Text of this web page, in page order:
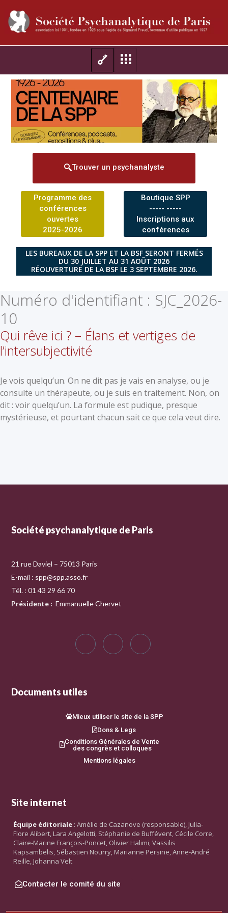
Trouver un psychanalyste
Programme des
conférences
ouvertes
2025-2026
Boutique SPP
----- -----
Inscriptions aux
conférences
LES BUREAUX DE LA SPP ET LA BSF SERONT FERMÉS
DU 30 JUILLET AU 31 AOÛT 2026
RÉOUVERTURE DE LA BSF LE 3 SEPTEMBRE 2026.
Numéro d'identifiant : SJC_2026-
10
Qui rêve ici ? – Élans et vertiges de
l’intersubjectivité
Je vois quelqu’un. On ne dit pas je vais en analyse, ou je
consulte un thérapeute, ou je suis en traitement. Non, on
dit : voir quelqu’un. La formule est pudique, presque
mystérieuse, et pourtant chacun sait ce que cela veut dire.
Société psychanalytique de Paris
21 rue Daviel – 75013 Paris
E-mail : spp@spp.asso.fr
Tél. : 01 43 29 66 70
Présidente : Emmanuelle Chervet
Documents utiles
Mieux utiliser le site de la SPP
Dons & Legs
Conditions Générales de Vente
des congrès et colloques
Mentions légales
Site internet
Équipe éditoriale : Amélie de Cazanove (responsable), Julia-
Flore Alibert, Lara Angelotti, Stéphanie de Buffévent, Cécile Corre,
Claire-Marine François-Poncet, Olivier Halimi, Vassilis
Kapsambelis, Sébastien Nourry, Marianne Persine, Anne-André
Reille, Johanna Velt
Contacter le comité du site